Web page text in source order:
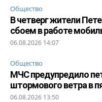
Общество
В четверг жители
сбоем в работе
06.08.2026 14:07
Общество
МЧС предупредило
штормового ветра в
06.08.2026 13:50